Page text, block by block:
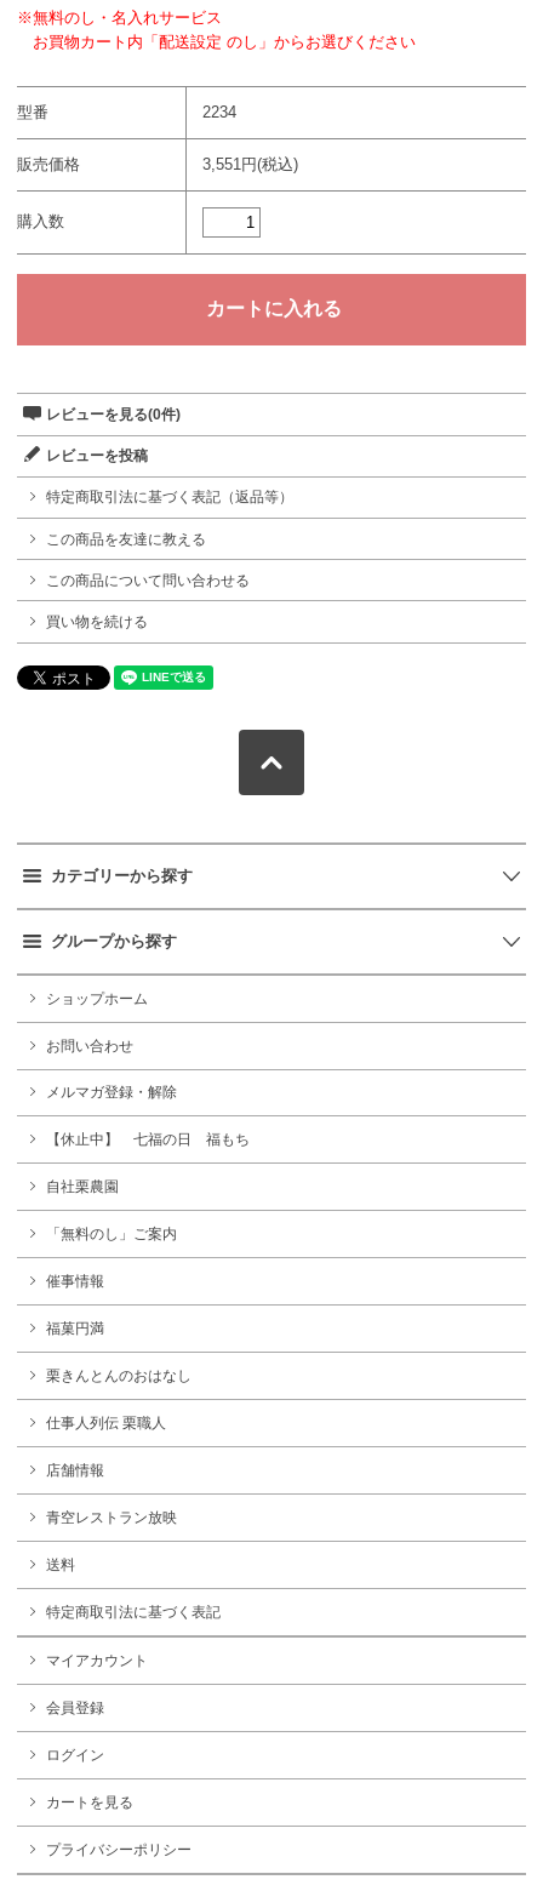
※無料のし・名入れサービス
お買物カート内「配送設定 のし」からお選びください
型番 2234
販売価格 3,551円(税込)
購入数
レビューを見る(0件)
レビューを投稿
特定商取引法に基づく表記（返品等）
この商品を友達に教える
この商品について問い合わせる
買い物を続ける
カテゴリーから探す
グループから探す
ショップホーム
お問い合わせ
メルマガ登録・解除
【休止中】 七福の日 福もち
自社栗農園
「無料のし」ご案内
催事情報
福菓円満
栗きんとんのおはなし
仕事人列伝 栗職人
店舗情報
青空レストラン放映
送料
特定商取引法に基づく表記
マイアカウント
会員登録
ログイン
カートを見る
プライバシーポリシー